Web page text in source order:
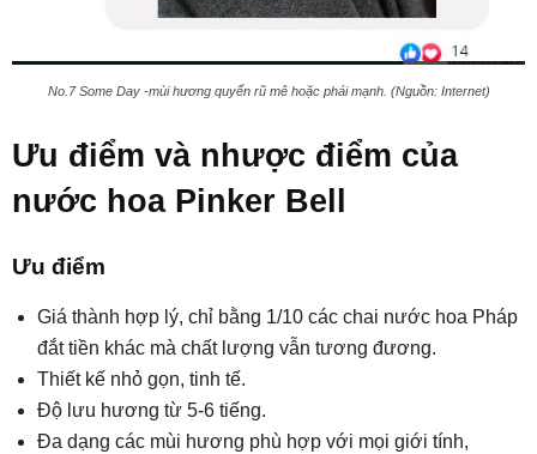
No.7 Some Day -mùi hương quyến rũ mê hoặc phái mạnh. (Nguồn: Internet)
Ưu điểm và nhược điểm của
nước hoa Pinker Bell
Ưu điểm
Giá thành hợp lý, chỉ bằng 1/10 các chai nước hoa Pháp
đắt tiền khác mà chất lượng vẫn tương đương.
Thiết kế nhỏ gọn, tinh tế.
Độ lưu hương từ 5-6 tiếng.
Đa dạng các mùi hương phù hợp với mọi giới tính,